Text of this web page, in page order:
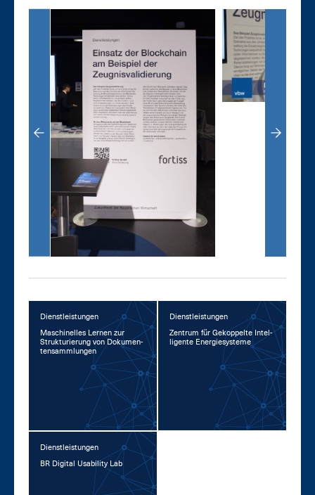
Dienstleistungen
Ma­schi­nel­les Ler­nen zur
Struk­tu­rie­rung von Do­ku­men­
ten­­samm­lun­gen
Dienstleistungen
Zen­trum für Ge­kop­pel­te In­tel­
li­gen­te En­er­gie­sys­te­me
Dienstleistungen
BR Di­gi­tal Usa­bi­li­ty Lab